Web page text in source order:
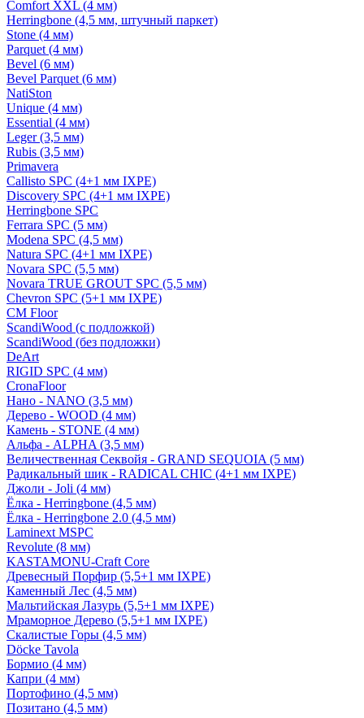
Comfort XXL (4 мм)
Herringbone (4,5 мм, штучный паркет)
Stone (4 мм)
Parquet (4 мм)
Bevel (6 мм)
Bevel Parquet (6 мм)
NatiSton
Unique (4 мм)
Essential (4 мм)
Leger (3,5 мм)
Rubis (3,5 мм)
Primavera
Callisto SPC (4+1 мм IXPE)
Discovery SPC (4+1 мм IXPE)
Herringbone SPC
Ferrara SPC (5 мм)
Modena SPC (4,5 мм)
Natura SPC (4+1 мм IXPE)
Novara SPC (5,5 мм)
Novara TRUE GROUT SPC (5,5 мм)
Chevron SPC (5+1 мм IXPE)
CM Floor
ScandiWood (с подложкой)
ScandiWood (без подложки)
DeArt
RIGID SPC (4 мм)
CronaFloor
Нано - NANO (3,5 мм)
Дерево - WOOD (4 мм)
Камень - STONE (4 мм)
Альфа - ALPHA (3,5 мм)
Величественная Секвойя - GRAND SEQUOIA (5 мм)
Радикальный шик - RADICAL CHIC (4+1 мм IXPE)
Джоли - Joli (4 мм)
Ёлка - Herringbone (4,5 мм)
Ёлка - Herringbone 2.0 (4,5 мм)
Laminext MSPC
Revolute (8 мм)
KASTAMONU-Craft Core
Древесный Порфир (5,5+1 мм IXPE)
Каменный Лес (4,5 мм)
Мальтийская Лазурь (5,5+1 мм IXPE)
Мраморное Дерево (5,5+1 мм IXPE)
Скалистые Горы (4,5 мм)
Döcke Tavola
Бормио (4 мм)
Капри (4 мм)
Портофино (4,5 мм)
Позитано (4,5 мм)